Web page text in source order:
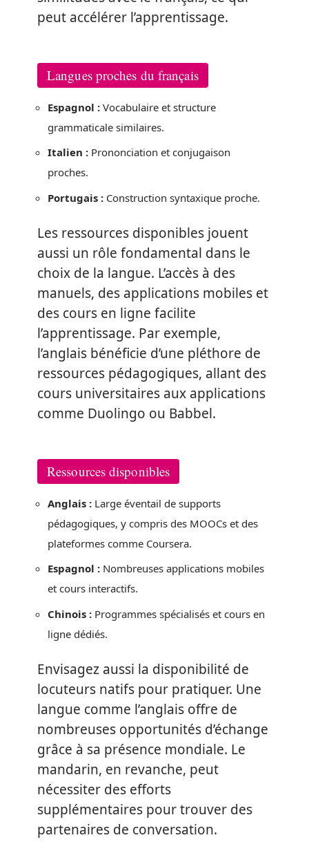
peut accélérer l’apprentissage.
Langues proches du français
Espagnol : Vocabulaire et structure
grammaticale similaires.
Italien : Prononciation et conjugaison
proches.
Portugais : Construction syntaxique proche.
Les ressources disponibles jouent
aussi un rôle fondamental dans le
choix de la langue. L’accès à des
manuels, des applications mobiles et
des cours en ligne facilite
l’apprentissage. Par exemple,
l’anglais bénéficie d’une pléthore de
ressources pédagogiques, allant des
cours universitaires aux applications
comme Duolingo ou Babbel.
Ressources disponibles
Anglais : Large éventail de supports
pédagogiques, y compris des MOOCs et des
plateformes comme Coursera.
Espagnol : Nombreuses applications mobiles
et cours interactifs.
Chinois : Programmes spécialisés et cours en
ligne dédiés.
Envisagez aussi la disponibilité de
locuteurs natifs pour pratiquer. Une
langue comme l’anglais offre de
nombreuses opportunités d’échange
grâce à sa présence mondiale. Le
mandarin, en revanche, peut
nécessiter des efforts
supplémentaires pour trouver des
partenaires de conversation.